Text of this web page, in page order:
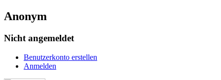
Anonym
Nicht angemeldet
Benutzerkonto erstellen
Anmelden